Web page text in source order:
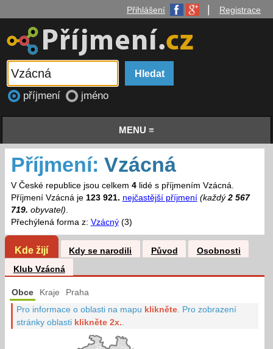
Přihlášení Registrace
příjmení jméno
MENU ≡
Příjmení: Vzácná
V České republice jsou celkem 4lidé s příjmením Vzácná.
Příjmení Vzácná je 123 921. nejčastější příjmení (každý2 567
719. obyvatel).
Přechýlená forma z: Vzácný(3)
Kde žijí Kdy se narodili Původ
Osobnosti
Klub Vzácná
Obce Kraje Praha
Pro informace o oblasti na mapu klikněte Pro zobrazení
stránky oblasti klikněte 2x.